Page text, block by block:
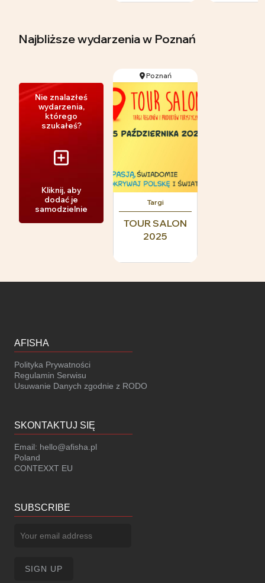
Najbliższe wydarzeniaw Poznań
Nie znalazłeś
wydarzenia,
którego
szukałeś?
Kliknij, aby
dodać je
samodzielnie
Poznań
Targi
TOUR SALON
2025
AFISHA
Polityka Prywatności
Regulamin Serwisu
Usuwanie Danych zgodnie z RODO
SKONTAKTUJ SIĘ
Email: hello@afisha.pl
Poland
CONTEXXT EU
SUBSCRIBE